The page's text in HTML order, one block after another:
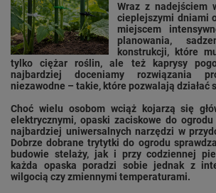
Wraz z nadejściem
cieplejszymi dniami
miejscem
planowania,
konstrukcji, które
tylko ciężar roślin, ale też kaprysy
najbardziej doceniamy rozwiązania
niezawodne – takie, które pozwalają działać
Choć wielu osobom wciąż kojarzą się
elektrycznymi, opaski zaciskowe do
najbardziej uniwersalnych narzędzi w
Dobrze dobrane trytytki do ogrodu
budowie stelaży, jak i przy codziennej
każda opaska poradzi sobie jednak z
wilgocią czy zmiennymi temperaturami.